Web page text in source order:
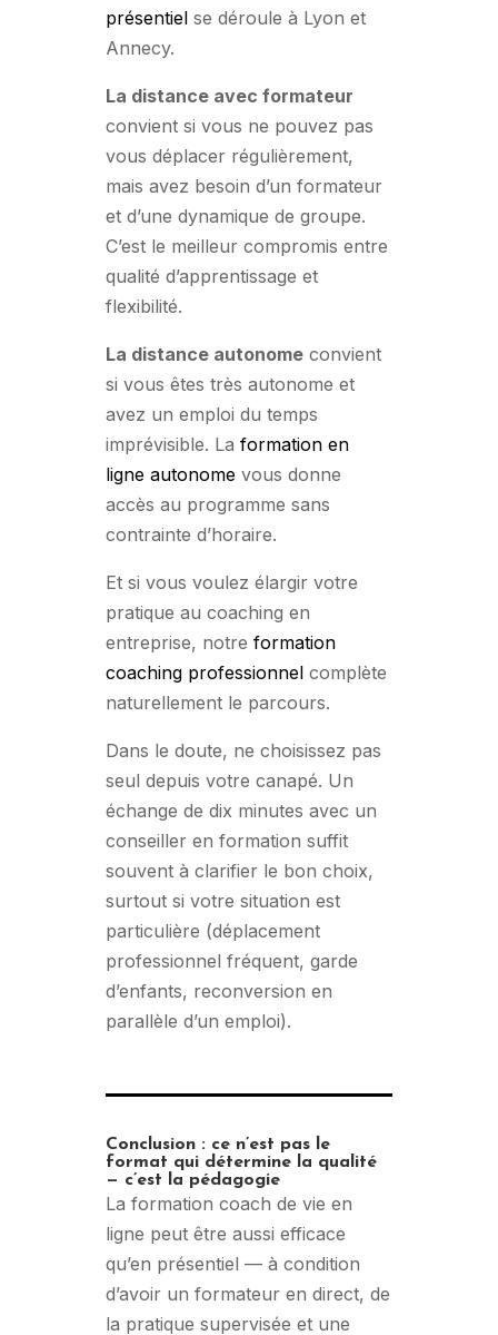
présentielse déroule à Lyon et
Annecy.
La distance avec formateur
convient si vous ne pouvez pas
vous déplacer régulièrement,
mais avez besoin d’un formateur
et d’une dynamique de groupe.
C’est le meilleur compromis entre
qualité d’apprentissage et
flexibilité.
La distance autonomeconvient
si vous êtes très autonome et
avez un emploi du temps
imprévisible. La formation en
ligne autonomevous donne
accès au programme sans
contrainte d’horaire.
Et si vous voulez élargir votre
pratique au coaching en
entreprise, notre formation
coaching professionnelcomplète
naturellement le parcours.
Dans le doute, ne choisissez pas
seul depuis votre canapé. Un
échange de dix minutes avec un
conseiller en formation suffit
souvent à clarifier le bon choix,
surtout si votre situation est
particulière (déplacement
professionnel fréquent, garde
d’enfants, reconversion en
parallèle d’un emploi).
Conclusion : ce n’est pas le
format qui détermine la qualité
— c’est la pédagogie
La formation coach de vie en
ligne peut être aussi efficace
qu’en présentiel — à condition
d’avoir un formateur en direct, de
la pratique supervisée et une